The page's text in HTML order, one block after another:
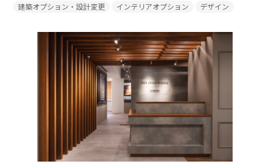
建築オプション・設計変更
インテリアオプション デザイン